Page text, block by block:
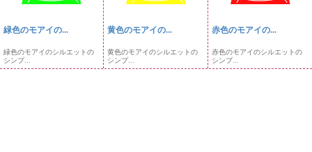
緑色のモアイの...
緑色のモアイのシルエットの
シンプ...
黄色のモアイの...
黄色のモアイのシルエットの
シンプ...
赤色のモアイの...
赤色のモアイのシルエットの
シンプ...